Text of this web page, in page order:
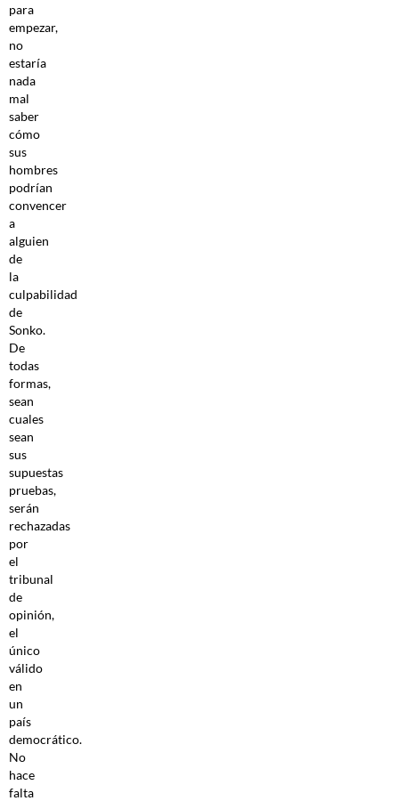
para
empezar,
no
estaría
nada
mal
saber
cómo
sus
hombres
podrían
convencer
a
alguien
de
la
culpabilidad
de
Sonko.
De
todas
formas,
sean
cuales
sean
sus
supuestas
pruebas,
serán
rechazadas
por
el
tribunal
de
opinión,
el
único
válido
en
un
país
democrático.
No
hace
falta